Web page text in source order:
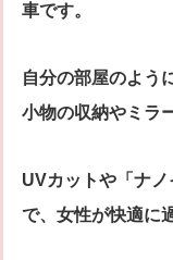
車です。
自分の部屋のよう
小物の収納やミラ
UVカットや「ナ
で、女性が快適に